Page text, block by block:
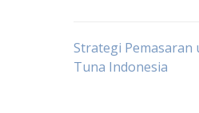
Post
Strategi
Tuna Indonesia